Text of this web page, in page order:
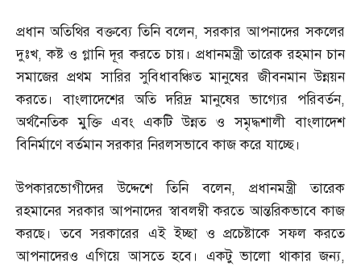
প্রধান অতিথির বক্তব্যে তিনি বলেন,সরকার আপনাদের সকলের
দুঃখ,কষ্ট ও গ্লানি দূর করতে চায়। প্রধানমন্ত্রী তারেক রহমান চান
সমাজের প্রথম সারির সুবিধাবঞ্চিত মানুষের জীবনমান উন্নয়ন
করতে। বাংলাদেশের অতি দরিদ্র মানুষের ভাগ্যের পরিবর্তন,
অর্থনৈতিক মুক্তি এবং একটি উন্নত ও সমৃদ্ধশালী বাংলাদেশ
বিনির্মাণে বর্তমান সরকার নিরলসভাবে কাজ করে যাচ্ছে।
উপকারভোগীদের উদ্দেশে তিনি বলেন, প্রধানমন্ত্রী তারেক
রহমানের সরকার আপনাদের স্বাবলম্বী করতে আন্তরিকভাবে কাজ
করছে। তবে সরকারের এই ইচ্ছা ও প্রচেষ্টাকে সফল করতে
আপনাদেরও এগিয়ে আসতে হবে। একটু ভালো থাকার জন্য,